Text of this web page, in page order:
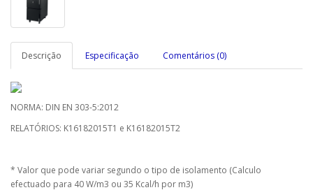
Descrição Especificação Comentários (0)
NORMA: DIN EN 303-5:2012
RELATÓRIOS: K16182015T1 e K16182015T2
* Valor que pode variar segundo o tipo de isolamento (Calculo
efectuado para 40 W/m3 ou 35 Kcal/h por m3)